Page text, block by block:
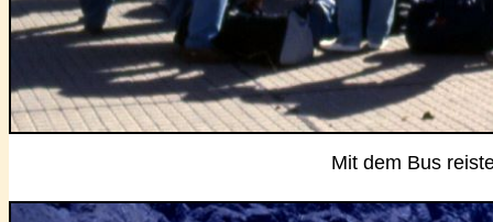
Mit dem Bus